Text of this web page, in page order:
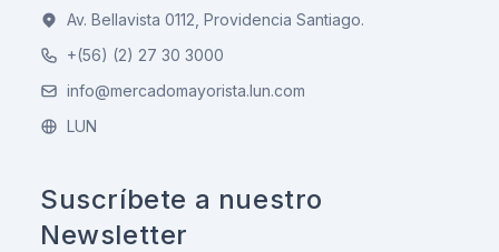
Av. Bellavista 0112, Providencia Santiago.
+(56) (2) 27 30 3000
info@mercadomayorista.lun.com
LUN
Suscríbete a nuestro
Newsletter